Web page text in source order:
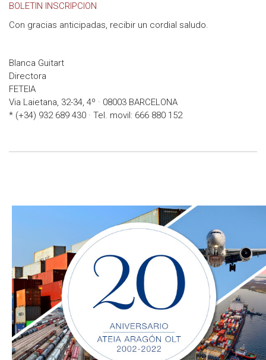
BOLETIN INSCRIPCION
Con gracias anticipadas, recibir un cordial saludo.
Blanca Guitart
Directora
FETEIA
Via Laietana, 32-34, 4º · 08003 BARCELONA
* (+34) 932 689 430 · Tel. movil: 666 880 152